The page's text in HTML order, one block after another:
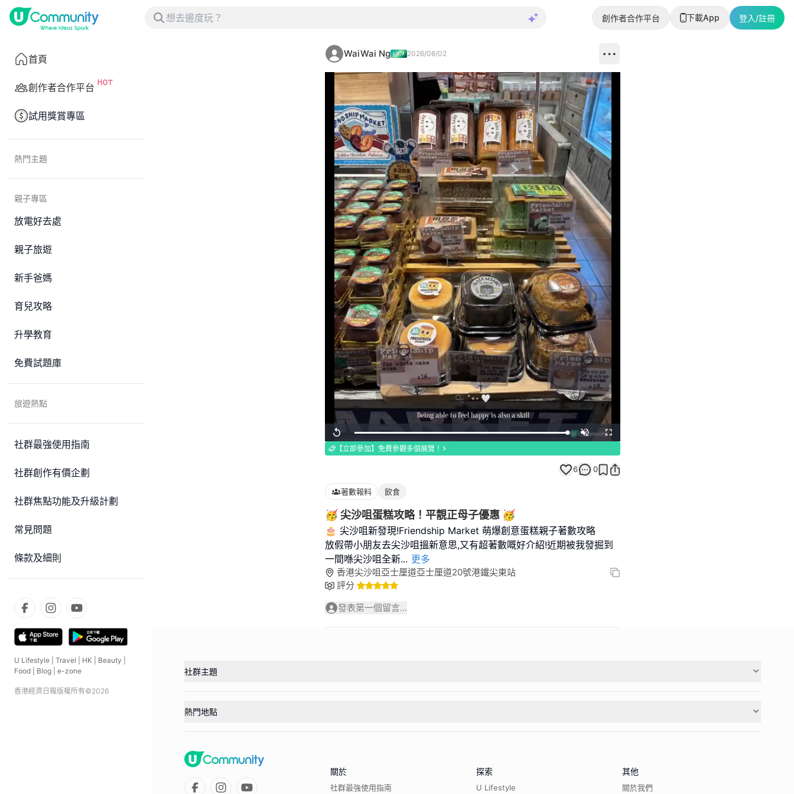
創作者合作平台 下載App 登入/註冊
首頁
創作者合作平台
試用獎賞專區
熱門主題
親子專區
放電好去處
親子旅遊
新手爸媽
育兒攻略
升學教育
免費試題庫
旅遊熱點
社群最強使用指南
社群創作有價企劃
社群焦點功能及升級計劃
常見問題
條款及細則
U Lifestyle Travel HK Beauty
Food
Blog e-zone
香港經濟日報版權所有©2026
WaiWai Ng 2026/06/02
Replay Loaded:
100.00%
Unmute Fullscreen
【立即參加】免費參觀多個展覽！
6 0
著數報料 飲食
🥳 尖沙咀蛋糕攻略！平靚正母子優惠 🥳
🎂 尖沙咀新發現!Friendship Market 萌爆創意蛋糕親子著數攻略
放假帶小朋友去尖沙咀搵新意思,又有超著數嘅好介紹!近期被我發掘到
一間喺尖沙咀全新... 更多
香港尖沙咀亞士厘道亞士厘道20號港鐵尖東站
評分
發表第一個留言...
社群主題
熱門地點
關於
社群最強使用指南
探索
U Lifestyle
其他
關於我們